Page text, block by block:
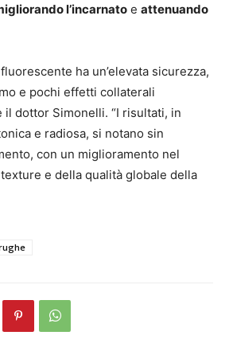
l’incarnato e attenuando
ha un’elevata sicurezza,
e pochi effetti collaterali
il dottor Simonelli. “I risultati, in
e radiosa, si notano sin
con un miglioramento nel
e della qualità globale della